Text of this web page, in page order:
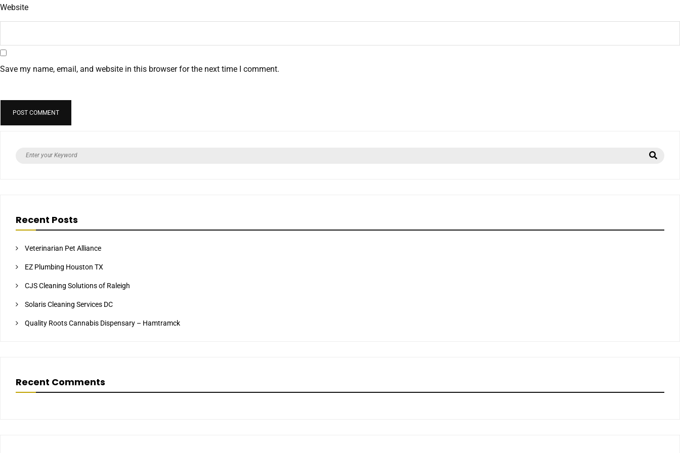
Website
Save my name, email, and website in this browser for the next time I comment.
Recent Posts
Veterinarian Pet Alliance
EZ Plumbing Houston TX
CJS Cleaning Solutions of Raleigh
Solaris Cleaning Services DC
Quality Roots Cannabis Dispensary – Hamtramck
Recent Comments